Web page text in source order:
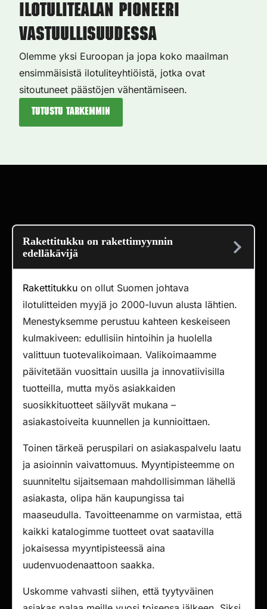
Ilotulitealan pioneeri
vastuullisuudessa
Olemme yksi Euroopan ja jopa koko maailman
ensimmäisistä ilotuliteyhtiöistä, jotka ovat
sitoutuneet päästöjen vähentämiseen.
Tutustu tarkemmin
Rakettitukku on rakettimyynnin
edelläkävijä
Rakettitukku on ollut Suomen johtava
ilotulitteiden myyjä jo 2000-luvun alusta lähtien.
Menestyksemme perustuu kahteen keskeiseen
kulmakiveen: edullisiin hintoihin ja huolella
valittuun tuotevalikoimaan. Valikoimaamme
päivitetään vuosittain uusilla ja innovatiivisilla
tuotteilla, mutta myös asiakkaiden
suosikkituotteet säilyvät mukana –
asiakastoiveita kuunnellen ja kunnioittaen.
Toinen tärkeä peruspilari on asiakaspalvelu laatu
ja asioinnin vaivattomuus. Myyntipisteemme on
suunniteltu sijaitsemaan mahdollisimman lähellä
asiakasta, olipa hän kaupungissa tai
maaseudulla. Tavoitteenamme on varmistaa, että
kaikki katalogimme tuotteet ovat saatavilla
jokaisessa myyntipisteessä aina
uudenvuodenaattoon saakka.
Uskomme vahvasti siihen, että tyytyväinen